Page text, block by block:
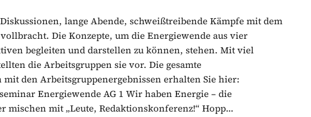
lange Abende, schweißtreibende Kämpfe mit dem
Die Konzepte, um die Energiewende aus vier
begleiten und darstellen zu können, stehen. Mit viel
die Arbeitsgruppen sie vor. Die gesamte
den Arbeitsgruppenergebnissen erhalten Sie hier:
Energiewende AG 1 Wir haben Energie – die
mischen mit „Leute, Redaktionskonferenz!“ Hopp...